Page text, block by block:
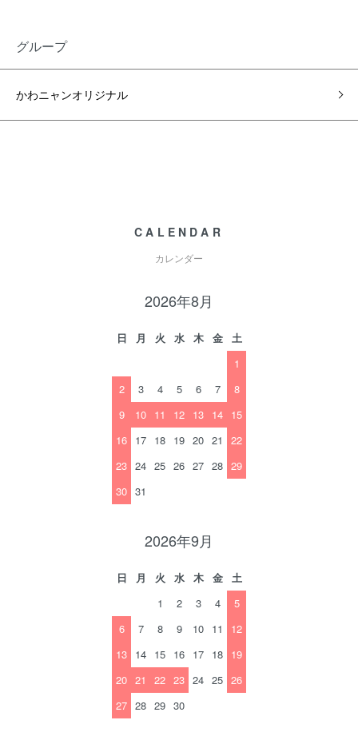
グループ
かわニャンオリジナル
CALENDAR
カレンダー
2026年8月
日 月 火 水 木 金
土
1
2
3 4 5 6 7
8
9
10 11 12 13 14 15
16 17 18 19 20 21
22
23 24 25 26 27 28 29
30 31
2026年9月
日 月 火 水 木 金
土
1
2 3 4
5
6
7 8 9 10 11
12
13 14 15 16 17 18 19
20 21 22 23 24 25 26
27 28 29 30